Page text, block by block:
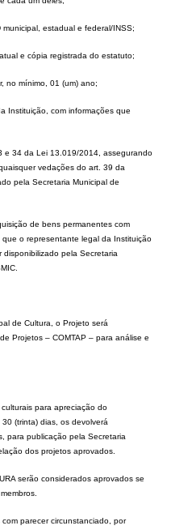
estadual e federal/INSS;
e cópia registrada do estatuto;
no mínimo, 01 (um) ano;
Instituição, com informações que
e 34 da Lei 13.019/2014, assegurando
vedações do art. 39 da
pela Secretaria Municipal de
de bens permanentes com
o representante legal da Instituição
pela Secretaria
de Cultura, o Projeto será
Projetos – COMTAP – para análise e
para apreciação do
(trinta) dias, os devolverá
para publicação pela Secretaria
dos projetos aprovados.
serão considerados aprovados se
parecer circunstanciado, por